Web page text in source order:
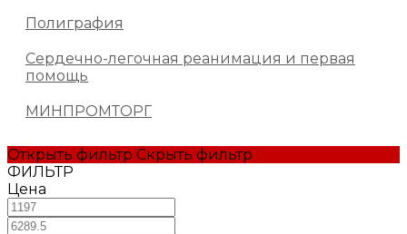
Полиграфия
Сердечно-легочная реанимация и первая
помощь
МИНПРОМТОРГ
Открыть фильтр Скрыть фильтр
ФИЛЬТР
Цена